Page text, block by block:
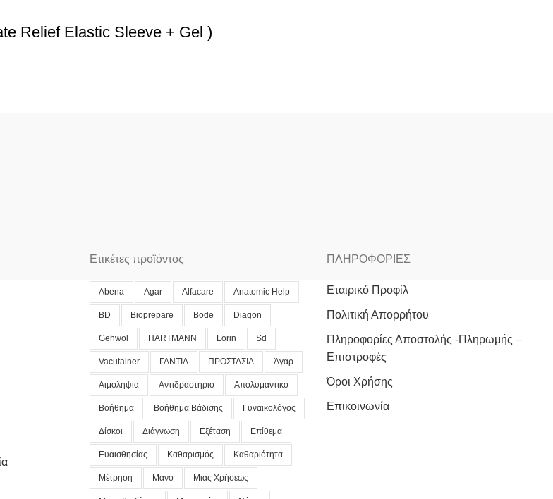
Relief Elastic Sleeve + Gel )
Ετικέτες προϊόντος
Abena Agar Alfacare Anatomic Help
BD Bioprepare Bode Diagon
Gehwol HARTMANN Lorin Sd
Vacutainer ΓΑΝΤΙΑ ΠΡΟΣΤΑΣΙΑ Άγαρ
Αιμοληψία Αντιδραστήριο Απολυμαντικό
Βοήθημα Βοήθημα Βάδισης Γυναικολόγος
Δίσκοι Διάγνωση Εξέταση Επίθεμα
Ευαισθησίας Καθαρισμός Καθαριότητα
Μέτρηση Μανό Μιας Χρήσεως
ΠΛΗΡΟΦΟΡΙΕΣ
Εταιρικό Προφίλ
Πολιτική Απορρήτου
Πληροφορίες Αποστολής -Πληρωμής –
Επιστροφές
Όροι Χρήσης
Επικοινωνία